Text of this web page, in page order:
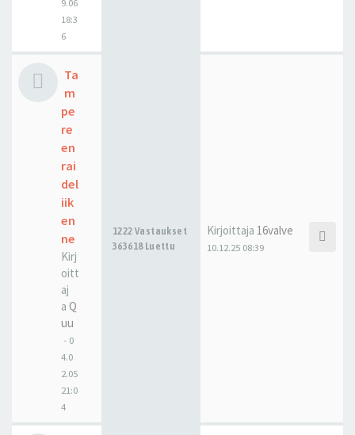
18:3
6
Ta
m
pe
re
en
rai
del
iik
en
ne
Kirj
oitt
aj
a Q
uu
- 0
4.0
2.05
21:0
4
1222 Vastaukset
363618 Luettu
Kirjoittaja 16valve
10.12.25 08:39